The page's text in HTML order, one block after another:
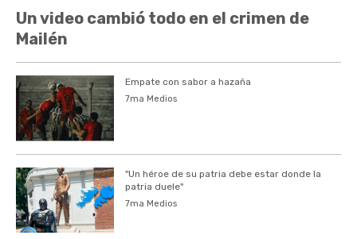
Un video cambió todo en el crimen de
Mailén
Empate con sabor a hazaña
7ma Medios
"Un héroe de su patria debe estar donde la
patria duele"
7ma Medios